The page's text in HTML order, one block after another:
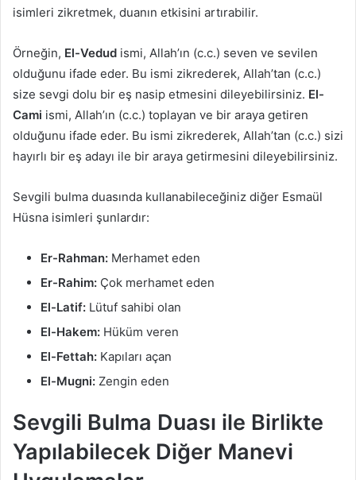
isimleri zikretmek, duanın etkisini artırabilir.
Örneğin, El-Vedud ismi, Allah’ın (c.c.) seven ve sevilen
olduğunu ifade eder. Bu ismi zikrederek, Allah’tan (c.c.)
size sevgi dolu bir eş nasip etmesini dileyebilirsiniz. El-
Cami ismi, Allah’ın (c.c.) toplayan ve bir araya getiren
olduğunu ifade eder. Bu ismi zikrederek, Allah’tan (c.c.) sizi
hayırlı bir eş adayı ile bir araya getirmesini dileyebilirsiniz.
Sevgili bulma duasında kullanabileceğiniz diğer Esmaül
Hüsna isimleri şunlardır:
Er-Rahman: Merhamet eden
Er-Rahim: Çok merhamet eden
El-Latif: Lütuf sahibi olan
El-Hakem: Hüküm veren
El-Fettah: Kapıları açan
El-Mugni: Zengin eden
Sevgili Bulma Duası ile Birlikte
Yapılabilecek Diğer Manevi